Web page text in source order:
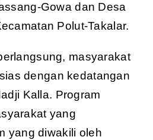
Gowa dan Desa
Polut-Takalar.
masyarakat
dengan kedatangan
Kalla. Program
yang
yang diwakili oleh